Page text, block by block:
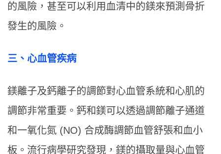
的風險，甚至可以利用血清中的鎂來預測骨折
發生的風險。
三、心血管疾病
鎂離子及鈣離子的調節對心血管系統和心肌的
調節非常重要。鈣和鎂可以透過調節離子通道
和一氧化氮 (NO) 合成酶調節血管舒張和血小
板。流行病學研究發現，鎂的攝取量與心血管